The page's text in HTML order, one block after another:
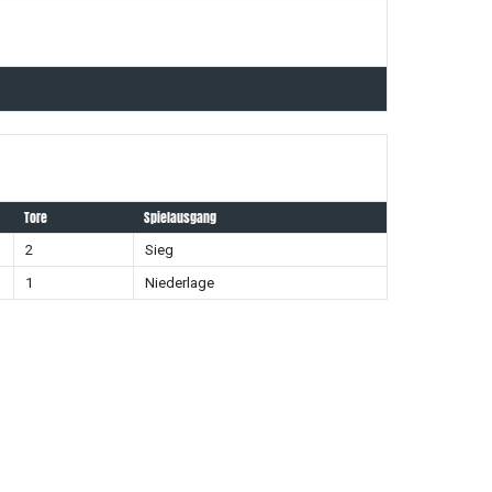
Tore Spielausgang
2
Sieg
1 Niederlage